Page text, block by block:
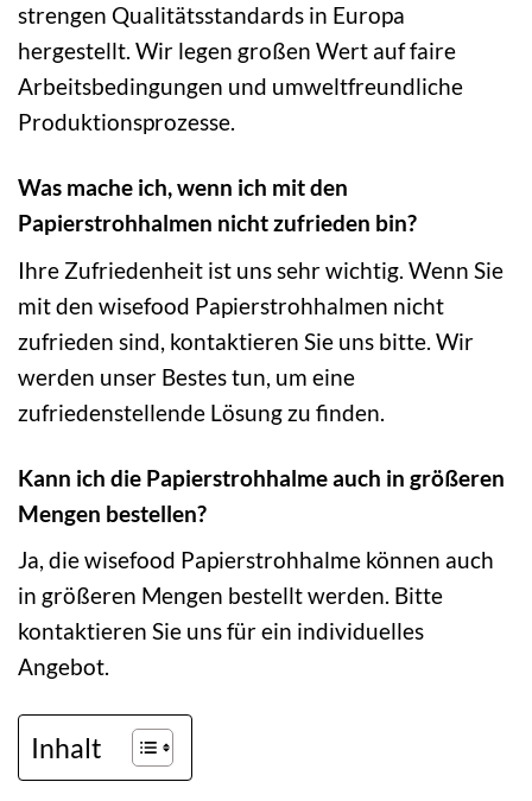
strengen Qualitätsstandards in Europa
hergestellt. Wir legen großen Wert auf faire
Arbeitsbedingungen und umweltfreundliche
Produktionsprozesse.
Was mache ich, wenn ich mit den
Papierstrohhalmen nicht zufrieden bin?
Ihre Zufriedenheit ist uns sehr wichtig. Wenn Sie
mit den wisefood Papierstrohhalmen nicht
zufrieden sind, kontaktieren Sie uns bitte. Wir
werden unser Bestes tun, um eine
zufriedenstellende Lösung zu finden.
Kann ich die Papierstrohhalme auch in größeren
Mengen bestellen?
Ja, die wisefood Papierstrohhalme können auch
in größeren Mengen bestellt werden. Bitte
kontaktieren Sie uns für ein individuelles
Angebot.
Inhalt